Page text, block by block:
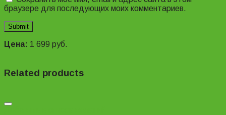
браузере для последующих моих комментариев.
Цена: 1 699 руб.
Related products